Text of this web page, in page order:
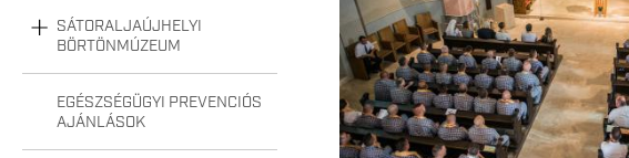
SÁTORALJAÚJHELYI
BÖRTÖNMÚZEUM
EGÉSZSÉGÜGYI PREVENCIÓS
AJÁNLÁSOK